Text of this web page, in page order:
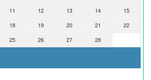
11 12 13 14
15
18 19 20 21
22
25 26 27 28